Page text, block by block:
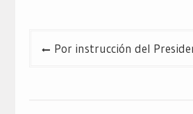
Por instrucción del